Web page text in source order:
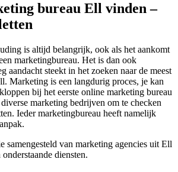
bureau Ell vinden –
is altijd belangrijk, ook als het aankomt
marketingbureau. Het is dan ook
aandacht steekt in het zoeken naar de meest
Marketing is een langdurig proces, je kan
bij het eerste online marketing bureau
marketing bedrijven om te checken
Ieder marketingbureau heeft namelijk
samengesteld van marketing agencies uit Ell
diensten.